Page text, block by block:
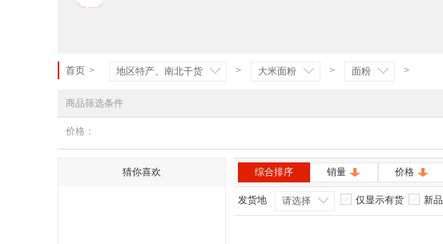
首页 > 地区特产、南北干货 > 大米面粉 > 面粉 >
商品筛选条件
价格：
猜你喜欢 综合排序 销量 价格
发货地 请选择 仅显示有货 新品